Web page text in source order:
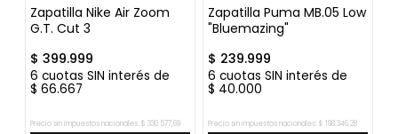
Zapatilla Nike Air Zoom
G.T. Cut 3
$ 399.999
6 cuotas SIN interés de
$ 66.667
Precio sin impuestos nacionales: $ 330. 577,69
Zapatilla Puma MB.05 Low
"Bluemazing"
$ 239.999
6 cuotas SIN interés de
$ 40.000
Precio sin impuestos nacionales: $ 198.346,28